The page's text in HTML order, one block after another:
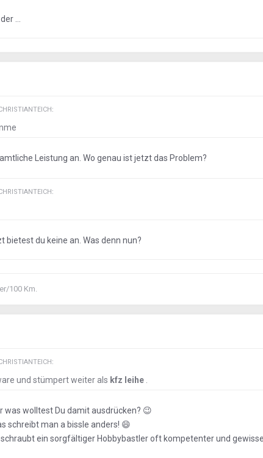
...
:
Leistung an. Wo genau ist jetzt das Problem?
:
bietest du keine an. Was denn nun?
100 Km.
:
und stümpert weiter als kfz leihe
was wolltest Du damit ausdrücken? 😉
schreibt man a bissle anders! 😄
ein sorgfältiger Hobbybastler oft kompetenter und